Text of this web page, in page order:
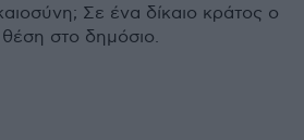
Σε ένα δίκαιο κράτος ο
θέση στο δημόσιο.